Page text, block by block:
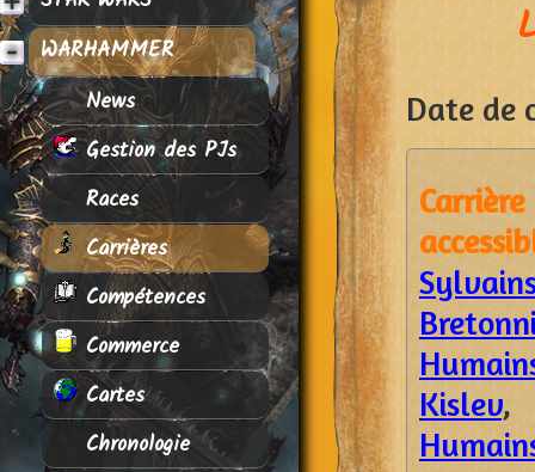
WARHAMMER
News
Gestion des PJs
Races
Carrières
Compétences
Commerce
Cartes
Chronologie
Date de
Sylvains
Kislev